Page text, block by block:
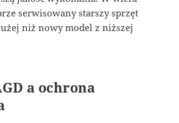
serwisowany starszy sprzęt
niż nowy model z niższej
a ochrona